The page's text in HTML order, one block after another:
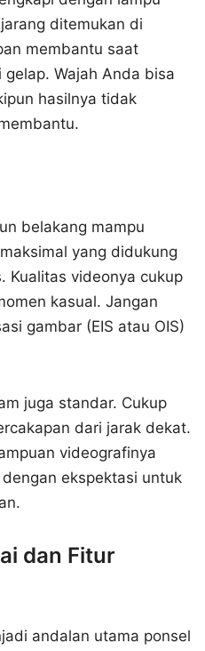
ditemukan di
membantu saat
Wajah Anda bisa
hasilnya tidak
belakang mampu
yang didukung
Kualitas videonya cukup
kasual. Jangan
gambar (EIS atau OIS)
juga standar. Cukup
dari jarak dekat.
videografinya
ekspektasi untuk
dan Fitur
andalan utama ponsel